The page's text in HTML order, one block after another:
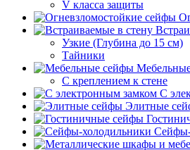
V класса защиты
Узкие (Глубина до 15 см)
Тайники
С креплением к стене
С
Элитные